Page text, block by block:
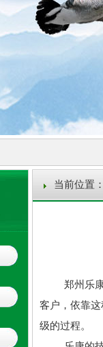
当前位置：
郑州乐康
客户，依靠
级的过程。